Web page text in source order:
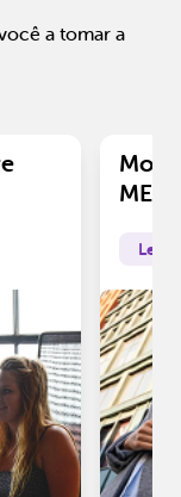
a tomar a
ME?
Leia